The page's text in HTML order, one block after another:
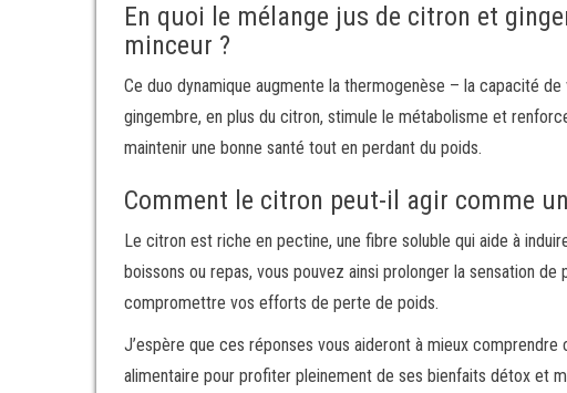
En quoi le mélange jus de citron et
minceur ?
Ce duo dynamique augmente la thermogenèse – la capacité
gingembre, en plus du citron, stimule le métabolisme et
maintenir une bonne santé tout en perdant du poids.
Comment le citron peut-il agir comme
Le citron est riche en pectine, une fibre soluble qui aide à
boissons ou repas, vous pouvez ainsi prolonger la sensation
compromettre vos efforts de perte de poids.
J’espère que ces réponses vous aideront à mieux
alimentaire pour profiter pleinement de ses bienfaits détox et